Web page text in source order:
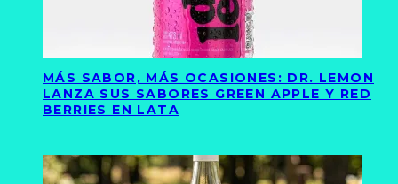
MÁS SABOR, MÁS OCASIONES: DR. LEMON
LANZA SUS SABORES GREEN APPLE Y RED
BERRIES EN LATA